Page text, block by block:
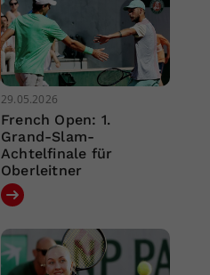
29.05.2026
French Open: 1.
Grand-Slam-
Achtelfinale für
Oberleitner